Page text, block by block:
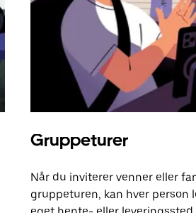
Gruppeturer
Når du inviterer venner eller
gruppeturen, kan hver person